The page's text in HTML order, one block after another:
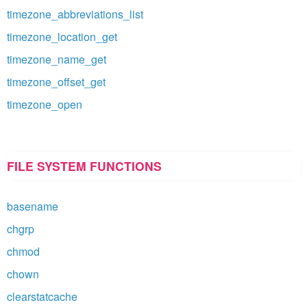
timezone_abbreviations_list
timezone_location_get
timezone_name_get
timezone_offset_get
timezone_open
FILE SYSTEM FUNCTIONS
basename
chgrp
chmod
chown
clearstatcache